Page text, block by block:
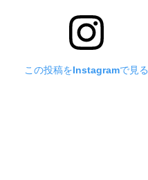
この投稿をInstagramで見る